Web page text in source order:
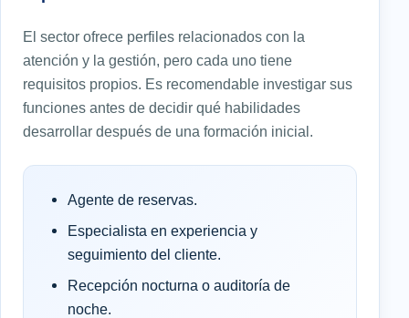
El sector ofrece perfiles relacionados con la
atención y la gestión, pero cada uno tiene
requisitos propios. Es recomendable investigar sus
funciones antes de decidir qué habilidades
desarrollar después de una formación inicial.
Agente de reservas.
Especialista en experiencia y
seguimiento del cliente.
Recepción nocturna o auditoría de
noche.